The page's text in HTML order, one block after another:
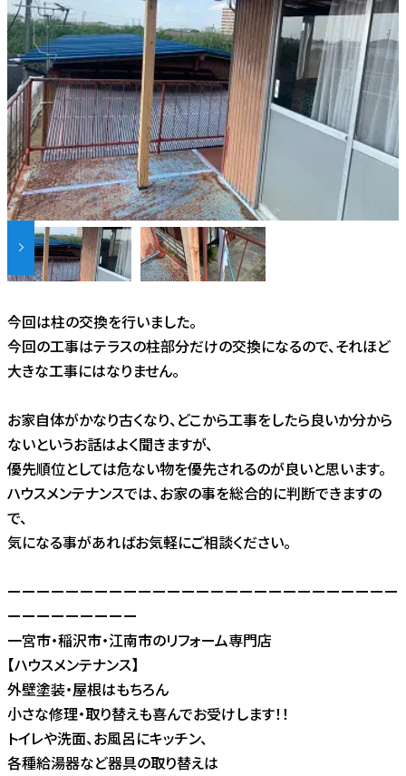
今回は柱の交換を行いました。
今回の工事はテラスの柱部分だけの交換になるので、それほど
大きな工事にはなりません。
お家自体がかなり古くなり、どこから工事をしたら良いか分から
ないというお話はよく聞きますが、
優先順位としては危ない物を優先されるのが良いと思います。
ハウスメンテナンスでは、お家の事を総合的に判断できますの
で、
気になる事があればお気軽にご相談ください。
ーーーーーーーーーーーーーーーーーーーーーーーーーーー
ーーーーーーーーー
一宮市・稲沢市・江南市のリフォーム専門店
【ハウスメンテナンス】
外壁塗装・屋根はもちろん
小さな修理・取り替えも喜んでお受けします！！
トイレや洗面、お風呂にキッチン、
各種給湯器など器具の取り替えは